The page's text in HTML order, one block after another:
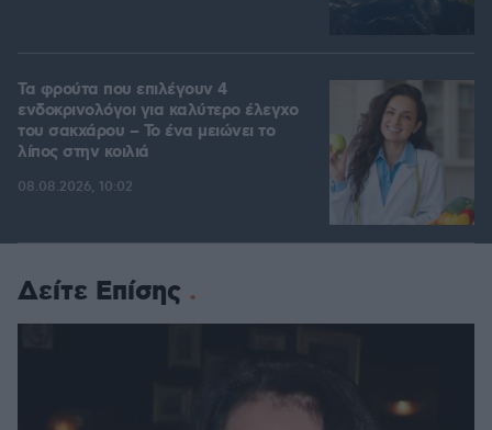
Τα φρούτα που επιλέγουν 4
ενδοκρινολόγοι για καλύτερο έλεγχο
του σακχάρου – Το ένα μειώνει το
λίπος στην κοιλιά
08.08.2026, 10:02
Δείτε Επίσης